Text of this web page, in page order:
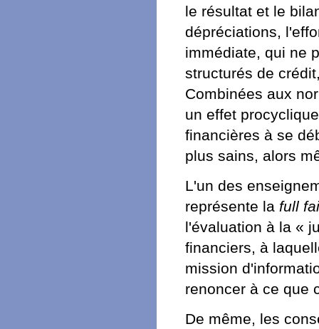
le résultat et le
dépréciations,
immédiate, qui ne
structurés de
Combinées aux
un effet
financières à se
plus sains, alors
L'un des
représente la full
l'évaluation à la «
financiers, à
mission
renoncer à ce que
De même, les